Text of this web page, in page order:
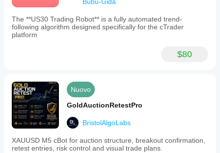
Risultato = (1,0 + 0,8) / 2,4 =
consentito
Di conseguenza
- Diversi appetiti di rischio
Raccomandato:
- Dimensione del conto: consigliati $1.000+
- Timeframe: da M5 a H4
- Coppie: principali coppie forex
The **US30 Trading Robot** is a fully automated trend-
following algorithm designed specifically for the cTrader
platform
$80
Nuovo
GoldAuctionRetestPro
BristolAlgoLabs
XAUUSD M5 cBot for auction structure, breakout confirmation,
retest entries, risk control and visual trade plans.